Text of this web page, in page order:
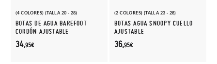
(4 COLORES) (TALLA 20 - 28)
BOTAS DE AGUA BAREFOOT
CORDÓN AJUSTABLE
34,95€
(2 COLORES) (TALLA 23 - 28)
BOTAS AGUA SNOOPY CUELLO
AJUSTABLE
36,95€